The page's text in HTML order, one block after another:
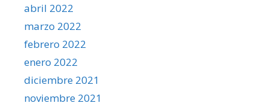
abril 2022
marzo 2022
febrero 2022
enero 2022
diciembre 2021
noviembre 2021